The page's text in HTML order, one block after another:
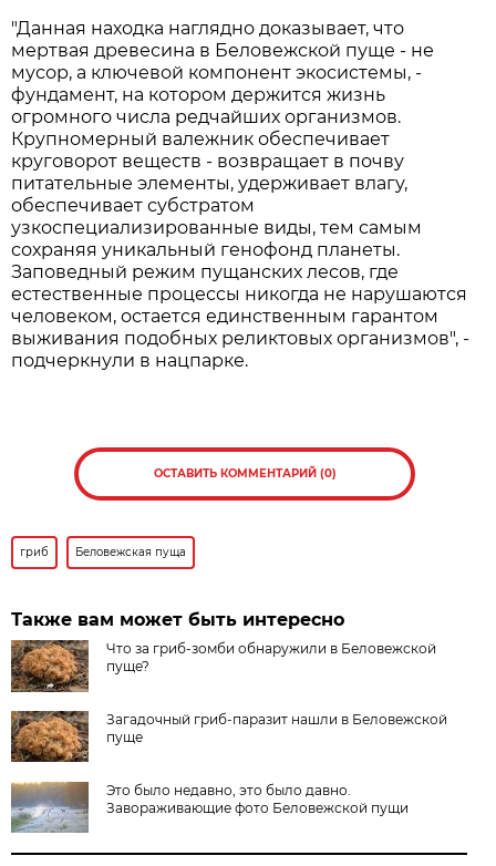
"Данная находка наглядно доказывает, что
мертвая древесина в Беловежской пуще - не
мусор, а ключевой компонент экосистемы, -
фундамент, на котором держится жизнь
огромного числа редчайших организмов.
Крупномерный валежник обеспечивает
круговорот веществ - возвращает в почву
питательные элементы, удерживает влагу,
обеспечивает субстратом
узкоспециализированные виды, тем самым
сохраняя уникальный генофонд планеты.
Заповедный режим пущанских лесов, где
естественные процессы никогда не нарушаются
человеком, остается единственным гарантом
выживания подобных реликтовых организмов", -
подчеркнули в нацпарке.
ОСТАВИТЬ КОММЕНТАРИЙ (0)
гриб Беловежская пуща
Также вам может быть интересно
Что за гриб-зомби обнаружили в Беловежской
пуще?
Загадочный гриб-паразит нашли в Беловежской
пуще
Это было недавно, это было давно.
Завораживающие фото Беловежской пущи